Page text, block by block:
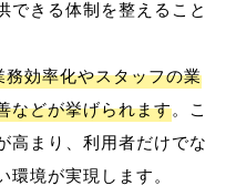
できる体制を整えること
効率化やスタッフの業
などが挙げられます。こ
高まり、利用者だけでな
環境が実現します。